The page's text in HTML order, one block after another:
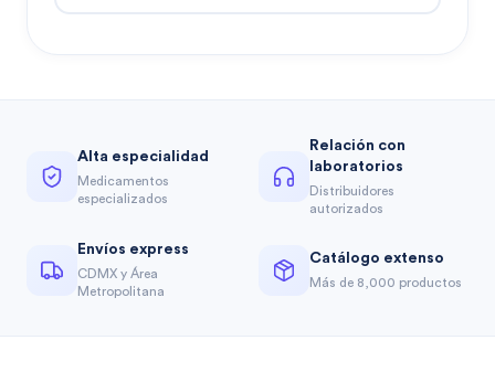
Alta especialidad
Medicamentos
especializados
Relación con
laboratorios
Distribuidores
autorizados
Envíos express
CDMX y Área
Metropolitana
Catálogo extenso
Más de 8,000 productos